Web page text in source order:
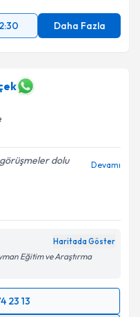
Daha Fazla
dolu
Devamı
Haritada Göster
Eğitim ve Araştırma
23 13